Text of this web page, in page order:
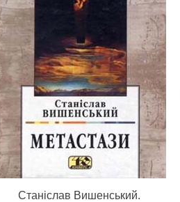
Станіслав Вишенський.